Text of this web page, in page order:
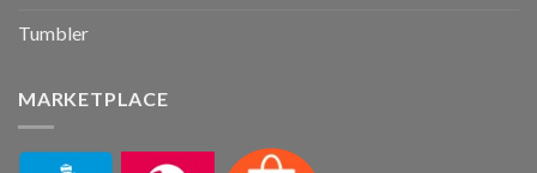
Tumbler
MARKETPLACE